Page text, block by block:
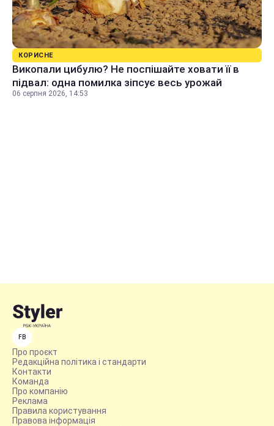
КОРИСНЕ
Викопали цибулю? Не поспішайте ховати її в
підвал: одна помилка зіпсує весь урожай
06 серпня 2026, 14:53
FB
Про проєкт
Редакційна політика і стандарти
Контакти
Команда
Про компанію
Реклама
Правила користування
Правова інформація